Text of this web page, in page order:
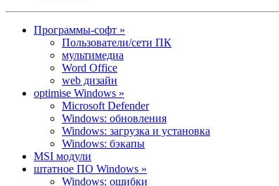
Программы-софт »
Пользователи/сети ПК
мультимедиа
Word Office
web дизайн
optimise Windows »
Microsoft Defender
Windows: обновления
Windows: загрузка и установка
Windows: бэкапы
MSI модули
штатное ПО Windows »
Windows: ошибки